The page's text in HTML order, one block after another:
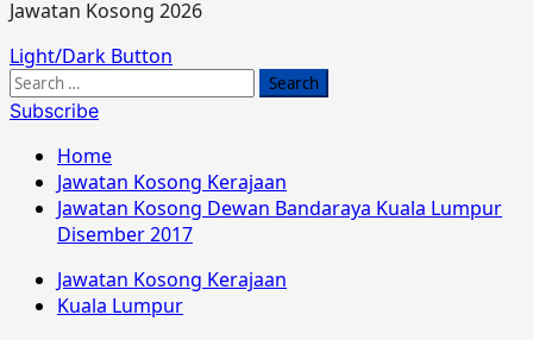
Jawatan Kosong 2026
Primary
Menu
Light/Dark Button
Search
for:
Subscribe
Home
Jawatan Kosong Kerajaan
Jawatan Kosong Dewan Bandaraya Kuala Lumpur
Disember 2017
Jawatan Kosong Kerajaan
Kuala Lumpur